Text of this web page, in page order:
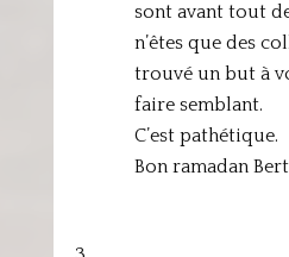
sont avant tout
n’êtes que des
trouvé un but à
faire semblant.
C’est pathétique.
Bon ramadan